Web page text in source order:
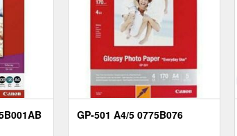
GP-501 A4/5 0775B076